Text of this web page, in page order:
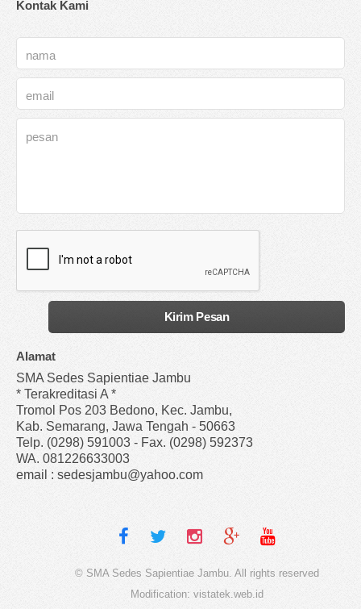
Kontak Kami
Alamat
SMA Sedes Sapientiae Jambu
* Terakreditasi A *
Tromol Pos 203 Bedono, Kec. Jambu,
Kab. Semarang, Jawa Tengah - 50663
Telp. (0298) 591003 - Fax. (0298) 592373
WA. 081226633003
email : sedesjambu@yahoo.com
© SMA Sedes Sapientiae Jambu. All rights reserved
Modification: vistatek.web.id